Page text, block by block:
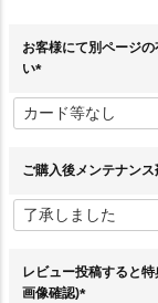
お客様にて別ページ
い
必
須
ご購入後メンテナン
レビュー投稿すると
画像確認)